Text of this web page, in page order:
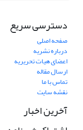
دسترسی سریع
صفحه اصلی
درباره نشریه
اعضای هیات تحریریه
ارسال مقاله
تماس با ما
نقشه سایت
آخرین اخبار